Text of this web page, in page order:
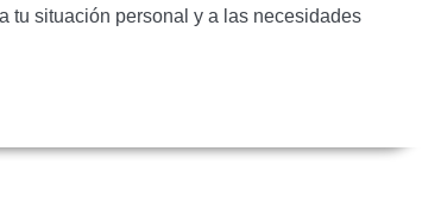
tu situación personal y a las necesidades